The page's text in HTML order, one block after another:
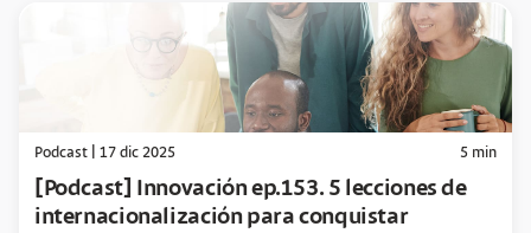
Podcast 17 dic 2025 5 min
[Podcast] Innovación ep.153. 5 lecciones de
internacionalización para conquistar